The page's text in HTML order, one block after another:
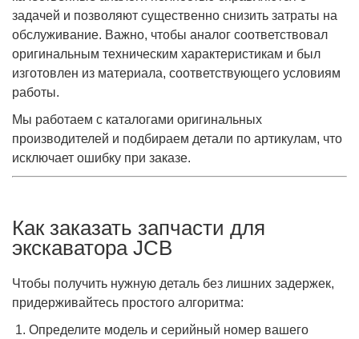
задачей и позволяют существенно снизить затраты на
обслуживание. Важно, чтобы аналог соответствовал
оригинальным техническим характеристикам и был
изготовлен из материала, соответствующего условиям
работы.
Мы работаем с каталогами оригинальных
производителей и подбираем детали по артикулам, что
исключает ошибку при заказе.
Как заказать запчасти для
экскаватора JCB
Чтобы получить нужную деталь без лишних задержек,
придерживайтесь простого алгоритма:
Определите модель и серийный номер вашего